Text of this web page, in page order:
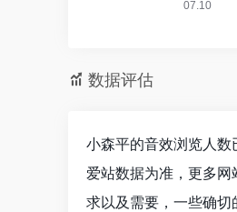
数据评估
小森平的音效浏览人
爱站数据为准，更多
求以及需要，一些确切